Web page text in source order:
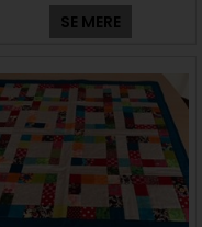
SE MERE